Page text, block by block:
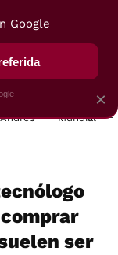
VEGUI
Mundial
ser
×
Google